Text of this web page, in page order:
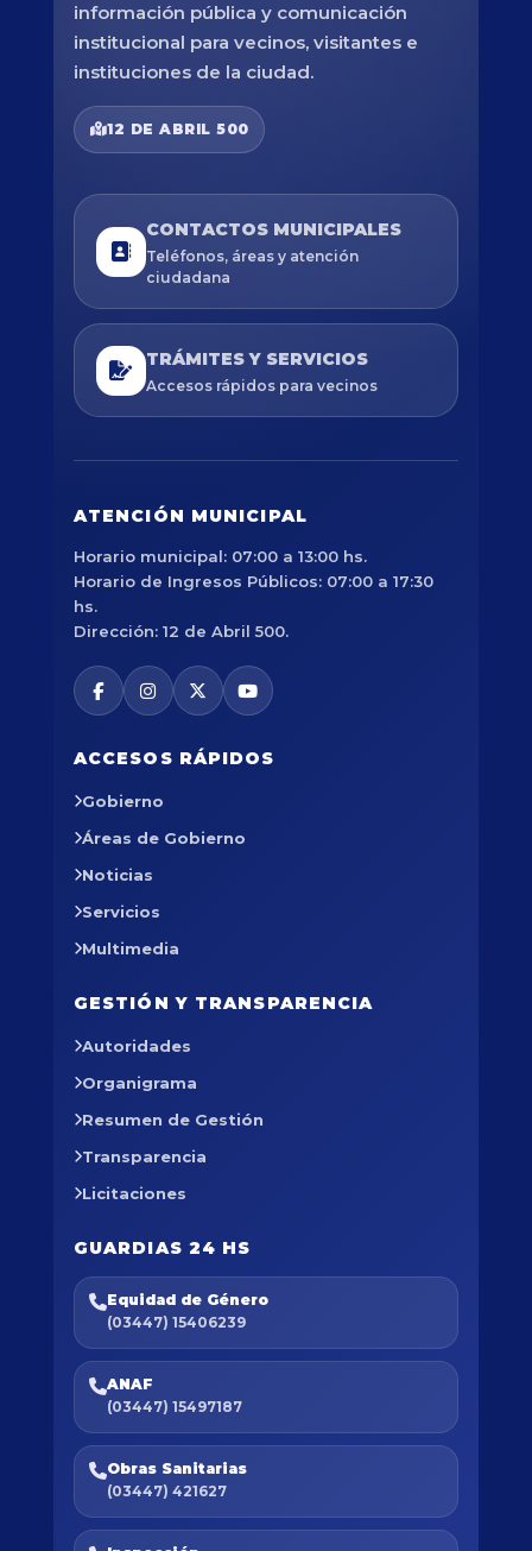
información pública y comunicación
institucional para vecinos, visitantes e
instituciones de la ciudad.
12 DE ABRIL 500
CONTACTOS MUNICIPALES
Teléfonos, áreas y atención
ciudadana
TRÁMITES Y SERVICIOS
Accesos rápidos para vecinos
ATENCIÓN MUNICIPAL
Horario municipal: 07:00 a 13:00 hs.
Horario de Ingresos Públicos: 07:00 a 17:30
hs.
Dirección: 12 de Abril 500.
ACCESOS RÁPIDOS
Gobierno
Áreas de Gobierno
Noticias
Servicios
Multimedia
GESTIÓN Y TRANSPARENCIA
Autoridades
Organigrama
Resumen de Gestión
Transparencia
Licitaciones
GUARDIAS 24 HS
Equidad de Género
(03447) 15406239
ANAF
(03447) 15497187
Obras Sanitarias
(03447) 421627